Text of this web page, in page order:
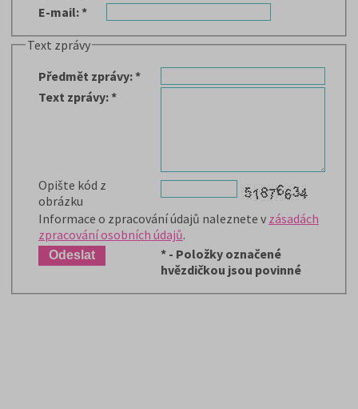
E-mail:*
Text zprávy
Předmět zprávy:*
Text zprávy:*
Opište kód z
obrázku
Informace o zpracování údajů naleznete v zásadách
zpracování osobních údajů.
* - Položky označené
hvězdičkou jsou povinné